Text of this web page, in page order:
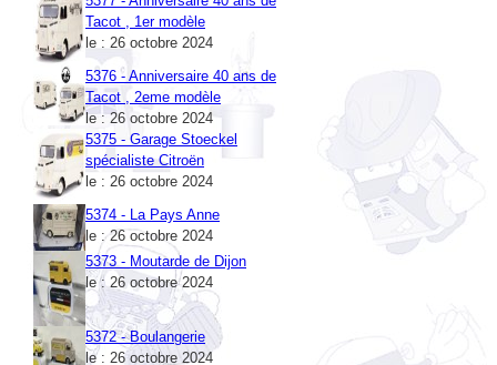
le : 26 octobre 2024
5376 - Anniversaire 40 ans de
Tacot , 2eme modèle
le : 26 octobre 2024
5375 - Garage Stoeckel
spécialiste Citroën
le : 26 octobre 2024
5374 - La Pays Anne
5373 - Moutarde de Dijon
le : 26 octobre 2024
5372 - Boulangerie
le : 26 octobre 2024